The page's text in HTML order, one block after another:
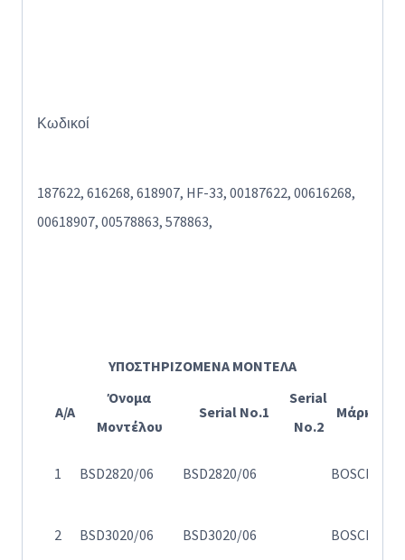
Κωδικοί
187622, 616268, 618907, HF-33, 00187622, 00616268,
00618907, 00578863, 578863,
ΥΠΟΣΤΗΡΙΖΟΜΕΝΑ ΜΟΝΤΕΛΑ
A/A
Όνομα
Μοντέλου
Serial No.1
Serial
No.2
Μάρκα
1 BSD2820/06 BSD2820/06 BOSCH
2 BSD3020/06 BSD3020/06 BOSCH